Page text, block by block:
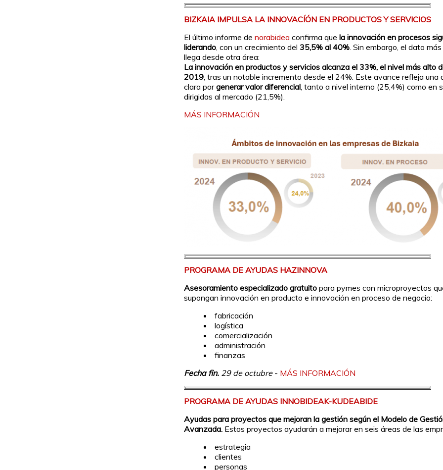
BIZKAIA IMPULSA LA INNOVACÍÓN EN PRODUCTOS Y SERVICIOS
El último informe de norabidea confirma que la innovación en procesos
liderando , con un crecimiento del 35,5% al 40% . Sin embargo, el dato
llega desde otra área:
La innovación en productos y servicios alcanza el 33%, el nivel más alto
2019 , tras un notable incremento desde el 24%. Este avance refleja una
clara porgenerar valor diferencial , tanto a nivel interno (25,4%) como en
dirigidas al mercado (21,5%).
MÁS INFORMACIÓN
PROGRAMA DE AYUDAS HAZINNOVA
Asesoramiento especializado gratuito para pymes con microproyectos
supongan innovación en producto e innovación en proceso de negocio:
fabricación
logística
comercialización
administración
finanzas
Fecha fin. 29 de octubre - MÁS INFORMACIÓN
PROGRAMA DE AYUDAS INNOBIDEAK-KUDEABIDE
Ayudas para proyectos que mejoran la gestión según el Modelo de
Avanzada. Estos proyectos ayudarán a mejorar en seis áreas de las
estrategia
clientes
personas